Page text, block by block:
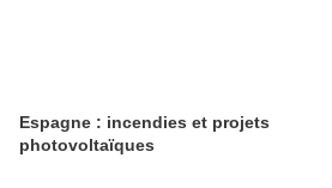
Espagne : incendies et projets
photovoltaïques